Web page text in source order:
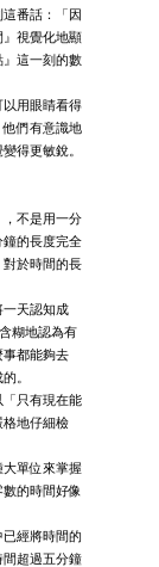
番話：「因
視覺化地顯
這一刻的數
用眼睛看得
他們有意識地
得更敏銳。
不是用一分
的長度完全
於時間的長
天認知成
糊地認為有
事都能夠去
。
只有現在能
格地仔細檢
單位來掌握
的時間好像
經將時間的
超過五分鐘